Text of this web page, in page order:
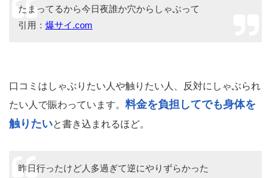
たまってるから今日夜誰か穴からしゃぶって
引用： 爆サイ.com
口コミはしゃぶりたい人や触りたい人、反対にしゃぶられ
たい人で賑わっています。 料金を負担してでも身体を
触りたいと書き込まれるほど。
昨日行ったけど人多過ぎて逆にやりずらかった